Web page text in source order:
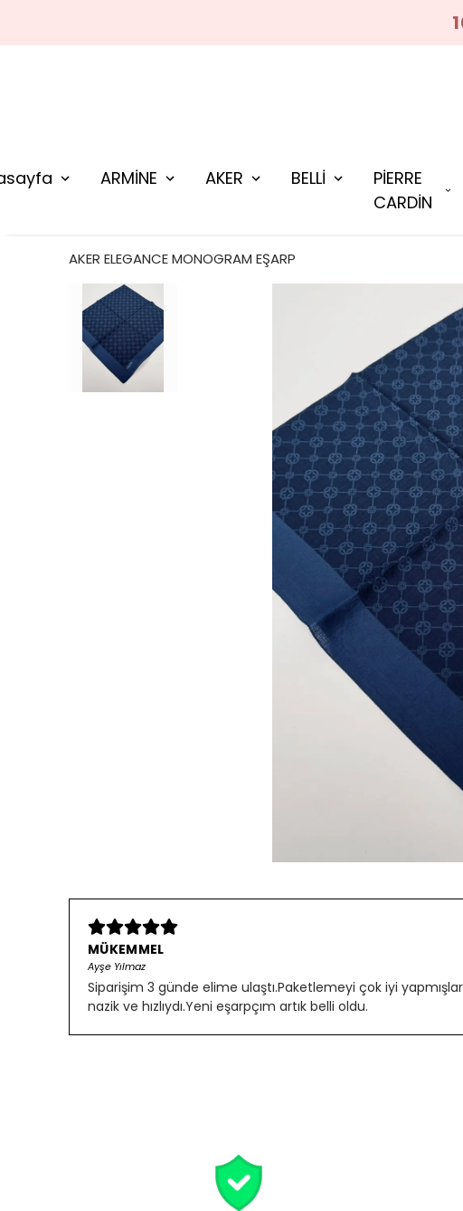
ARMİNE AKER BELLİ
PİERRE
CARDİN
AKER ELEGANCE MONOGRAM EŞARP
MÜKEMMEL
Ayşe Yılmaz
Siparişim 3 günde elime ulaştı.Paketlemeyi çok iyi
nazik ve hızlıydı.Yeni eşarpçım artık belli oldu.